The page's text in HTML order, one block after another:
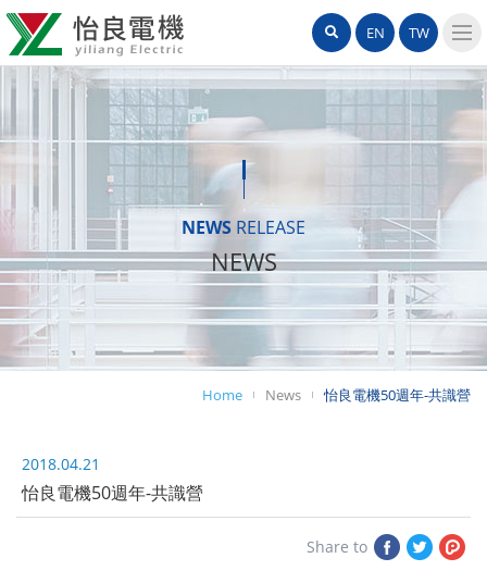
怡
良
電
機
有
限
公
司
網
導
覽
選
EN TW
Search
NEWS RELEASE
NEWS
Home News 怡良電機50週年-共識營
怡良電機50週年-共識營
2018.04.21
Share to
ShareShare